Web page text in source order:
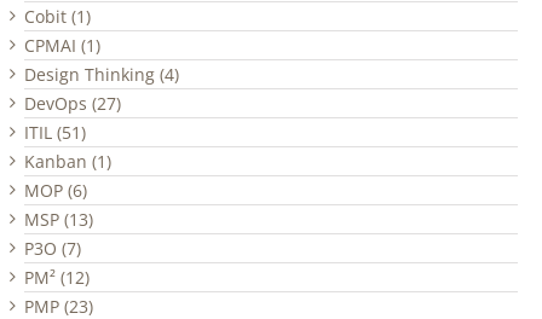
Cobit (1)
CPMAI (1)
Design Thinking (4)
DevOps (27)
ITIL (51)
Kanban (1)
MOP (6)
MSP (13)
P3O (7)
PM² (12)
PMP (23)